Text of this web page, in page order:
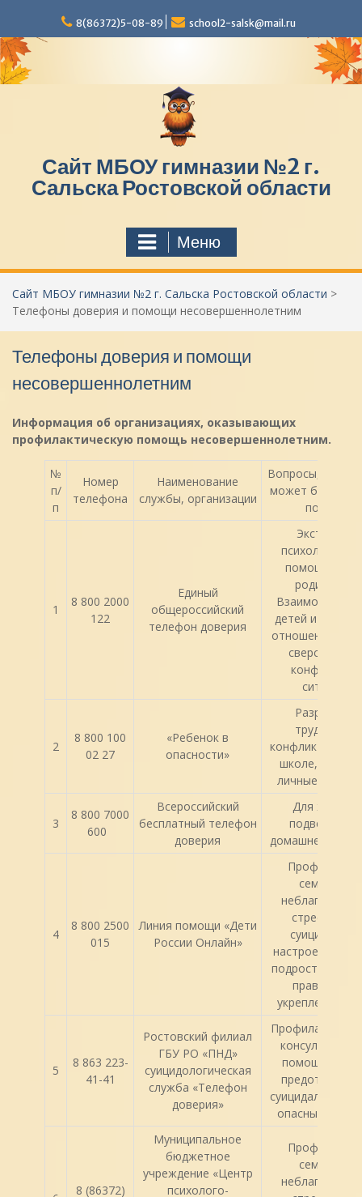
р
е
й
8(86372)5-08-89 school2-salsk@mail.ru
Сайт МБОУ гимназии №2 г.
Сальска Ростовской области
Меню
Сайт МБОУ гимназии №2 г. Сальска Ростовской области >
Телефоны доверия и помощи несовершеннолетним
Телефоны доверия и помощи
несовершеннолетним
Информация об организациях, оказывающих
профилактическую помощь несовершеннолетним.
№
п/
п
Номер
телефона
Наименование
службы, организации
Вопросы, по
может быть
помощь
1
8 800 2000
122
Единый
общероссийский
телефон доверия
Экстренная
помощь
родителям.
детей и
отношения
ситуации.
2
8 800 100
02 27
«Ребенок в
опасности»
Разрешение
трудностей:
конфликты в
школе,
личные
3
8 800 7000
600
Всероссийский
бесплатный телефон
доверия
Для
домашнему
4
8 800 2500
015
Линия помощи «Дети
России Онлайн»
семейного
стрессовых
настроений
подростков,
прав детей
укрепление
5
8 863 223-
41-41
Ростовский филиал
ГБУ РО «ПНД»
суицидологическая
служба «Телефон
доверия»
помощь с
суицидальных и
опасных
8 (86372)
Муниципальное
бюджетное
учреждение «Центр
психолого-
семейного